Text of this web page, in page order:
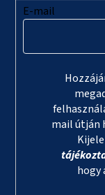
E-mail
mail útján
hogy